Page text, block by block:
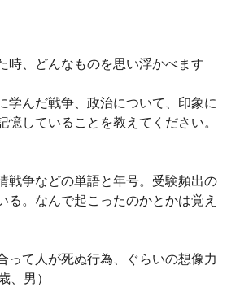
時、どんなものを思い浮かべます
学んだ戦争、政治について、印象に
憶していることを教えてください。
戦争などの単語と年号。受験頻出の
る。なんで起こったのかとかは覚え
って人が死ぬ行為、ぐらいの想像力
、男）